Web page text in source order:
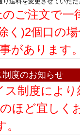
ご注文で一
く)2個口の
があります。
制度のお知らせ
ス制度によ
ほど宜しく
。